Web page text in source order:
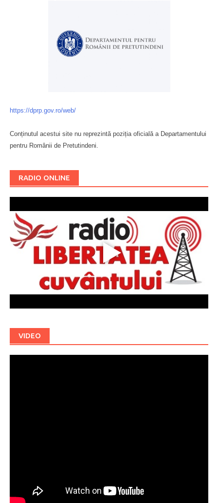
https://dprp.gov.ro/web/
Conținutul acestui site nu reprezintă poziția oficială a Departamentului
pentru Românii de Pretutindeni.
RADIO ONLINE
VIDEO